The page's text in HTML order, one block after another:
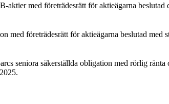
med företrädesrätt för aktieägarna
företrädesrätt för aktieägarna beslutad
seniora säkerställda obligation med rörlig